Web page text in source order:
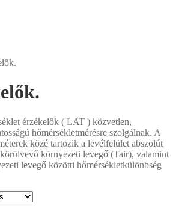
érzékelők ( LAT ) közvetlen,
hőmérsékletmérésre szolgálnak. A
közé tartozik a levélfelület abszolút
környezeti levegő (Tair), valamint
levegő közötti hőmérsékletkülönbség